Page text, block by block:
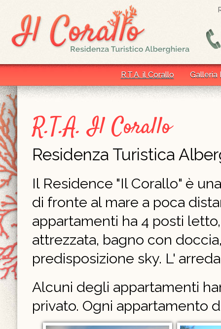
R.T.A. il Corallo Galleria
R.T.A. Il Corallo
Residenza Turistica
Il Residence "Il Corallo" è
di fronte al mare a poca
appartamenti ha 4 posti
attrezzata, bagno con
predisposizione sky. L'
Alcuni degli appartamenti
privato. Ogni appartamento